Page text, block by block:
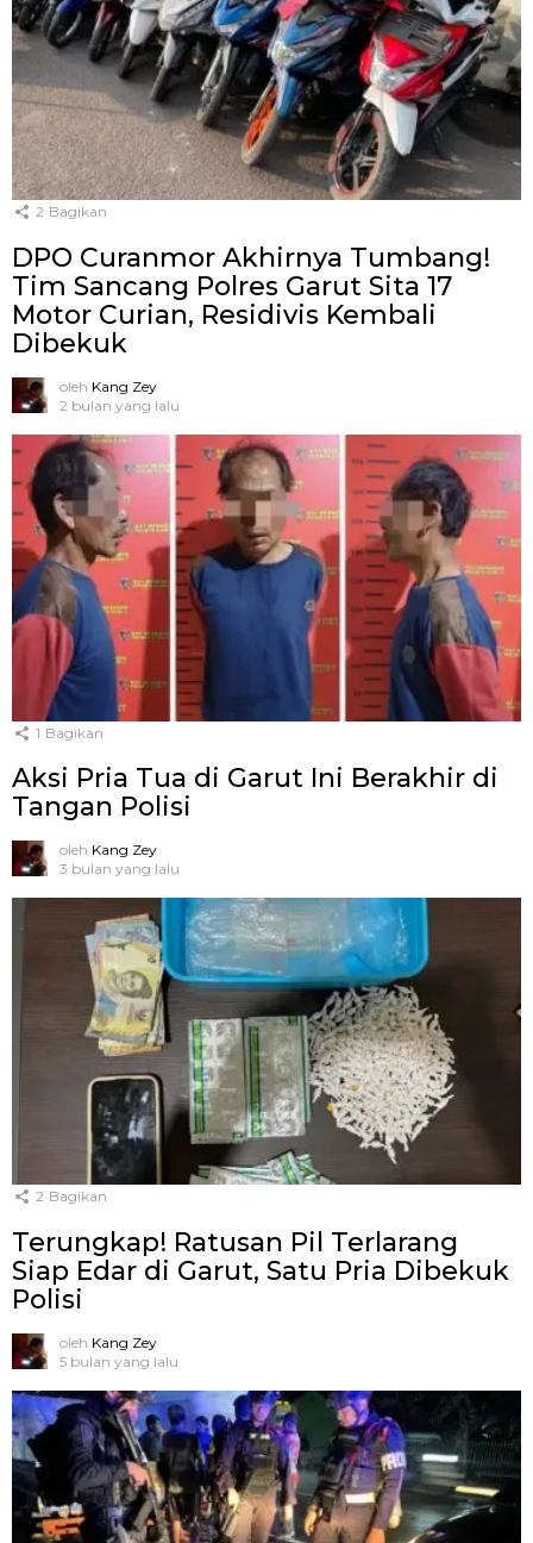
2 Bagikan
DPO Curanmor Akhirnya Tumbang!
Tim Sancang Polres Garut Sita 17
Motor Curian, Residivis Kembali
Dibekuk
oleh Kang Zey
2 bulan yang lalu
1 Bagikan
Aksi Pria Tua di Garut Ini Berakhir di
Tangan Polisi
oleh Kang Zey
3 bulan yang lalu
2 Bagikan
Terungkap! Ratusan Pil Terlarang
Siap Edar di Garut, Satu Pria Dibekuk
Polisi
oleh Kang Zey
5 bulan yang lalu